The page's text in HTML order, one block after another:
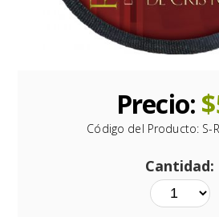
Precio: $
Código del Producto: S-
Cantidad: